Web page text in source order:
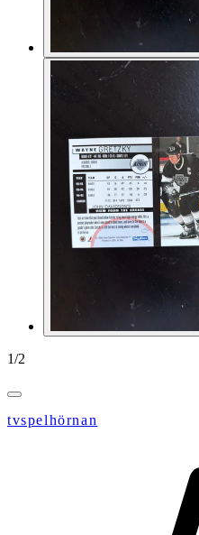
1/2
tvspelhörnan